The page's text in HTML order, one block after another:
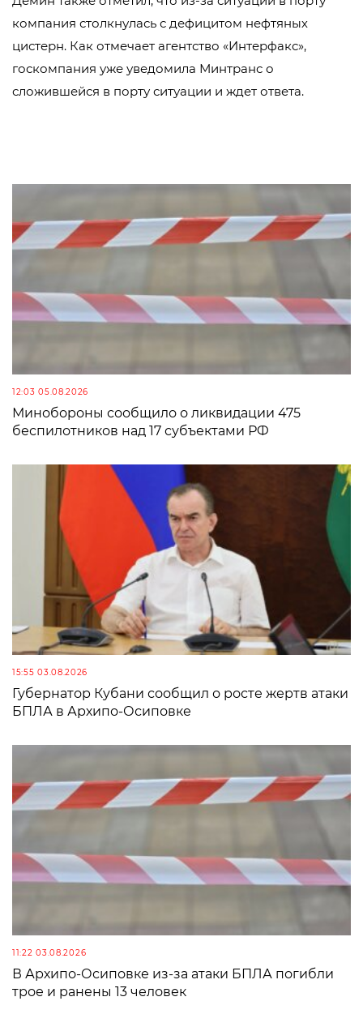
компания столкнулась с дефицитом нефтяных
цистерн. Как отмечает агентство «Интерфакс»,
госкомпания уже уведомила Минтранс о
сложившейся в порту ситуации и ждет ответа.
12:03 05.08.2026
Минобороны сообщило о ликвидации 475
беспилотников над 17 субъектами РФ
15:55 03.08.2026
Губернатор Кубани сообщил о росте жертв атаки
БПЛА в Архипо-Осиповке
11:22 03.08.2026
В Архипо-Осиповке из-за атаки БПЛА погибли
трое и ранены 13 человек